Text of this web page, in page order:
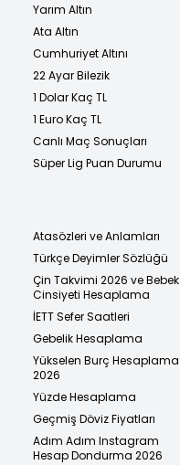
Yarım Altın
Ata Altın
Cumhuriyet Altını
22 Ayar Bilezik
1 Dolar Kaç TL
1 Euro Kaç TL
Canlı Maç Sonuçları
Süper Lig Puan Durumu
Atasözleri ve Anlamları
Türkçe Deyimler Sözlüğü
Çin Takvimi 2026 ve Bebek
Cinsiyeti Hesaplama
İETT Sefer Saatleri
Gebelik Hesaplama
Yükselen Burç Hesaplama
2026
Yüzde Hesaplama
Geçmiş Döviz Fiyatları
Adım Adım Instagram
Hesap Dondurma 2026